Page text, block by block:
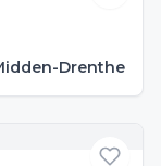
Drenthe